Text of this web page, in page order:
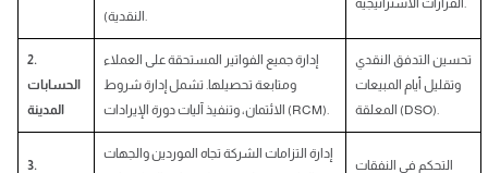
2.
الحسابات
إدارة جميع الفواتير المستحقة على العملاء
ومتابعة تحصيلها. تشمل إدارة شروط
الائتمان، وتنفيذ آليات دورة الإيرادات (RCM).
تحسين التدفق النقدي
وتقليل أيام المبيعات
المعلقة (DSO).
3.
إدارة التزامات الشركة تجاه الموردين والجهات
التحكم في النفقات